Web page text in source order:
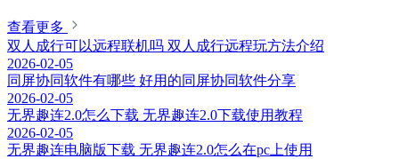
查看更多
双人成行可以远程联机吗 双人成行远程玩方法介绍
2026-02-05
同屏协同软件有哪些 好用的同屏协同软件分享
2026-02-05
无界趣连2.0怎么下载 无界趣连2.0下载使用教程
2026-02-05
无界趣连电脑版下载 无界趣连2.0怎么在pc上使用